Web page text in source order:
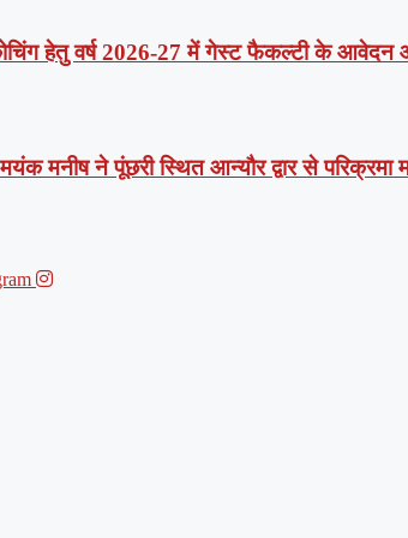
कोचिंग हेतु वर्ष 2026-27 में गेस्ट फैकल्टी के आवेदन
मनीष ने पूंछरी स्थित आन्यौर द्वार से परिक्रमा